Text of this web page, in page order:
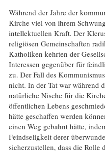
Während der Jahre der
Kirche viel von ihrem
intellektuellen Kraft. Der
religiösen Gemeinschaften
Katholiken kehrten der
Interessen gegenüber für
zu. Der Fall des
nicht. In der Tat war während
natürliche Nische für die
öffentlichen Lebens
hätte geschaffen werden
einen Weg gebahnt hätte,
Feindseligkeit derer
sicherzustellen, dass die